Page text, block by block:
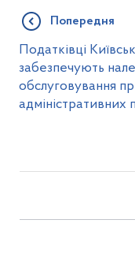
Попередня
Податківці
забезпечують
обслуговування
адміністративних